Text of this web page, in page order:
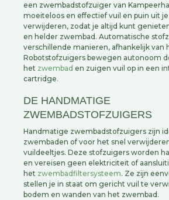
een zwembadstofzuiger van
moeiteloos en effectief vuil en puin uit
verwijderen, zodat je altijd kunt
en helder zwembad. Automatische
verschillende manieren, afhankelijk van
Robotstofzuigers bewegen autonoom
het zwembad en zuigen vuil op in een
cartridge.
DE HANDMATIGE
ZWEMBADSTOFZUIGERS
Handmatige zwembadstofzuigers zijn
zwembaden of voor het snel
vuildeeltjes. Deze stofzuigers worden
en vereisen geen elektriciteit of
het zwembadfiltersysteem. Ze zijn
stellen je in staat om gericht vuil te
bodem en wanden van het zwembad.